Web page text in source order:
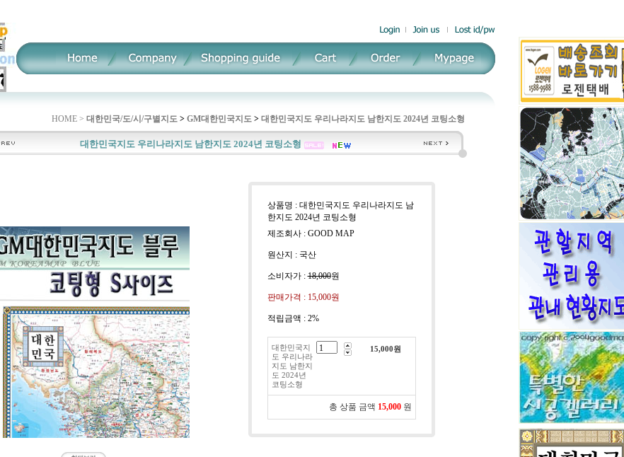
HOME > 대한민국/도/시/구별지도 > GM대한민국지도 > 대한민국지도 우리나라지도 남한지도 2024년 코팅소형
대한민국지도 우리나라지도 남한지도 2024년 코팅소형
상품명 : 대한민국지도 우리나라지도 남
한지도 2024년 코팅소형
제조회사 : GOOD MAP
원산지 : 국산
소비자가 :18,000원
판매가격 : 15,000원
적립금액 : 2%
대한민국지
도 우리나라
지도 남한지
도 2024년
코팅소형
15,000원
총 상품 금액 15,000 원